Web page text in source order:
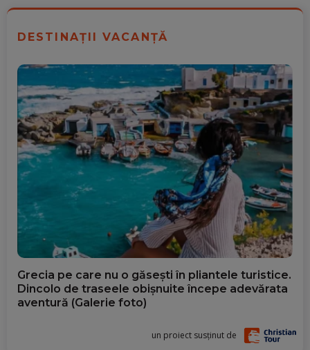
DESTINAȚII VACANȚĂ
Grecia pe care nu o găsești în pliantele turistice.
Dincolo de traseele obișnuite începe adevărata
aventură (Galerie foto)
un proiect susținut de